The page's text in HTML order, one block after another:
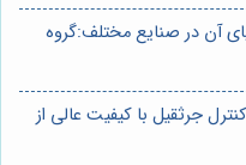
آن در صنایع مختلف:گروه
جرثقیل با کیفیت عالی از